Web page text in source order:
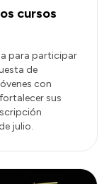
cursos
para participar
de
con
sus
julio.